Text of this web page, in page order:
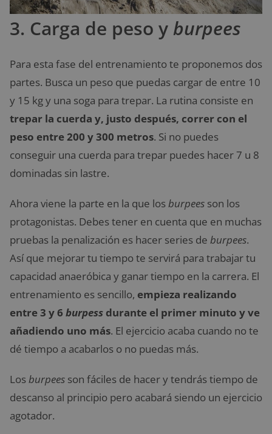
3. Carga de peso y burpees
Para esta fase del entrenamiento te proponemos dos
partes. Busca un peso que puedas cargar de entre 10
y 15 kg y una soga para trepar. La rutina consiste en
trepar la cuerda y, justo después, correr con el
peso entre 200 y 300 metros. Si no puedes
conseguir una cuerda para trepar puedes hacer 7 u 8
dominadas sin lastre.
Ahora viene la parte en la que los burpees son los
protagonistas. Debes tener en cuenta que en muchas
pruebas la penalización es hacer series de burpees.
Así que mejorar tu tiempo te servirá para trabajar tu
capacidad anaeróbica y ganar tiempo en la carrera. El
entrenamiento es sencillo, empieza realizando
entre 3 y 6 burpess durante el primer minuto y ve
añadiendo uno más. El ejercicio acaba cuando no te
dé tiempo a acabarlos o no puedas más.
Los burpees son fáciles de hacer y tendrás tiempo de
descanso al principio pero acabará siendo un ejercicio
agotador.